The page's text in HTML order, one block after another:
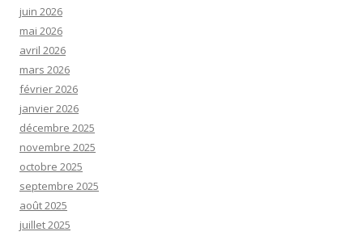
juin 2026
mai 2026
avril 2026
mars 2026
février 2026
janvier 2026
décembre 2025
novembre 2025
octobre 2025
septembre 2025
août 2025
juillet 2025